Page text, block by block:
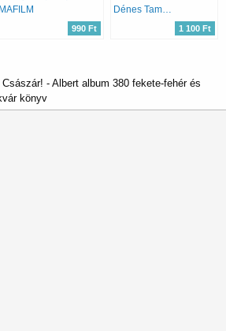
MAFILM
990 Ft
Dénes Tamás; Mácsik Viktor
1 100 Ft
- Albert album 380 fekete-fehér és
könyv